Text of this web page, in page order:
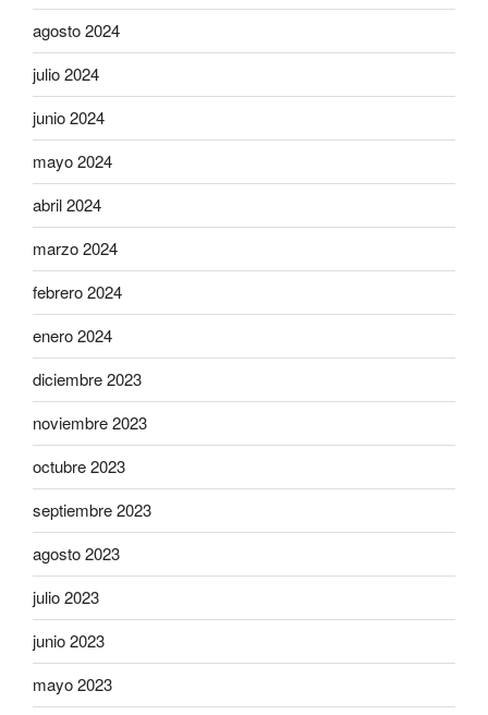
agosto 2024
julio 2024
junio 2024
mayo 2024
abril 2024
marzo 2024
febrero 2024
enero 2024
diciembre 2023
noviembre 2023
octubre 2023
septiembre 2023
agosto 2023
julio 2023
junio 2023
mayo 2023